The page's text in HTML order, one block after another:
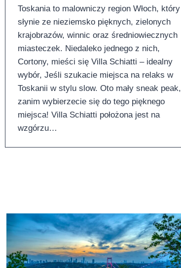
Toskania to malowniczy region Włoch, który
słynie ze nieziemsko pięknych, zielonych
krajobrazów, winnic oraz średniowiecznych
miasteczek. Niedaleko jednego z nich,
Cortony, mieści się Villa Schiatti – idealny
wybór, Jeśli szukacie miejsca na relaks w
Toskanii w stylu slow. Oto mały sneak peak,
zanim wybierzecie się do tego pięknego
miejsca! Villa Schiatti położona jest na
wzgórzu…